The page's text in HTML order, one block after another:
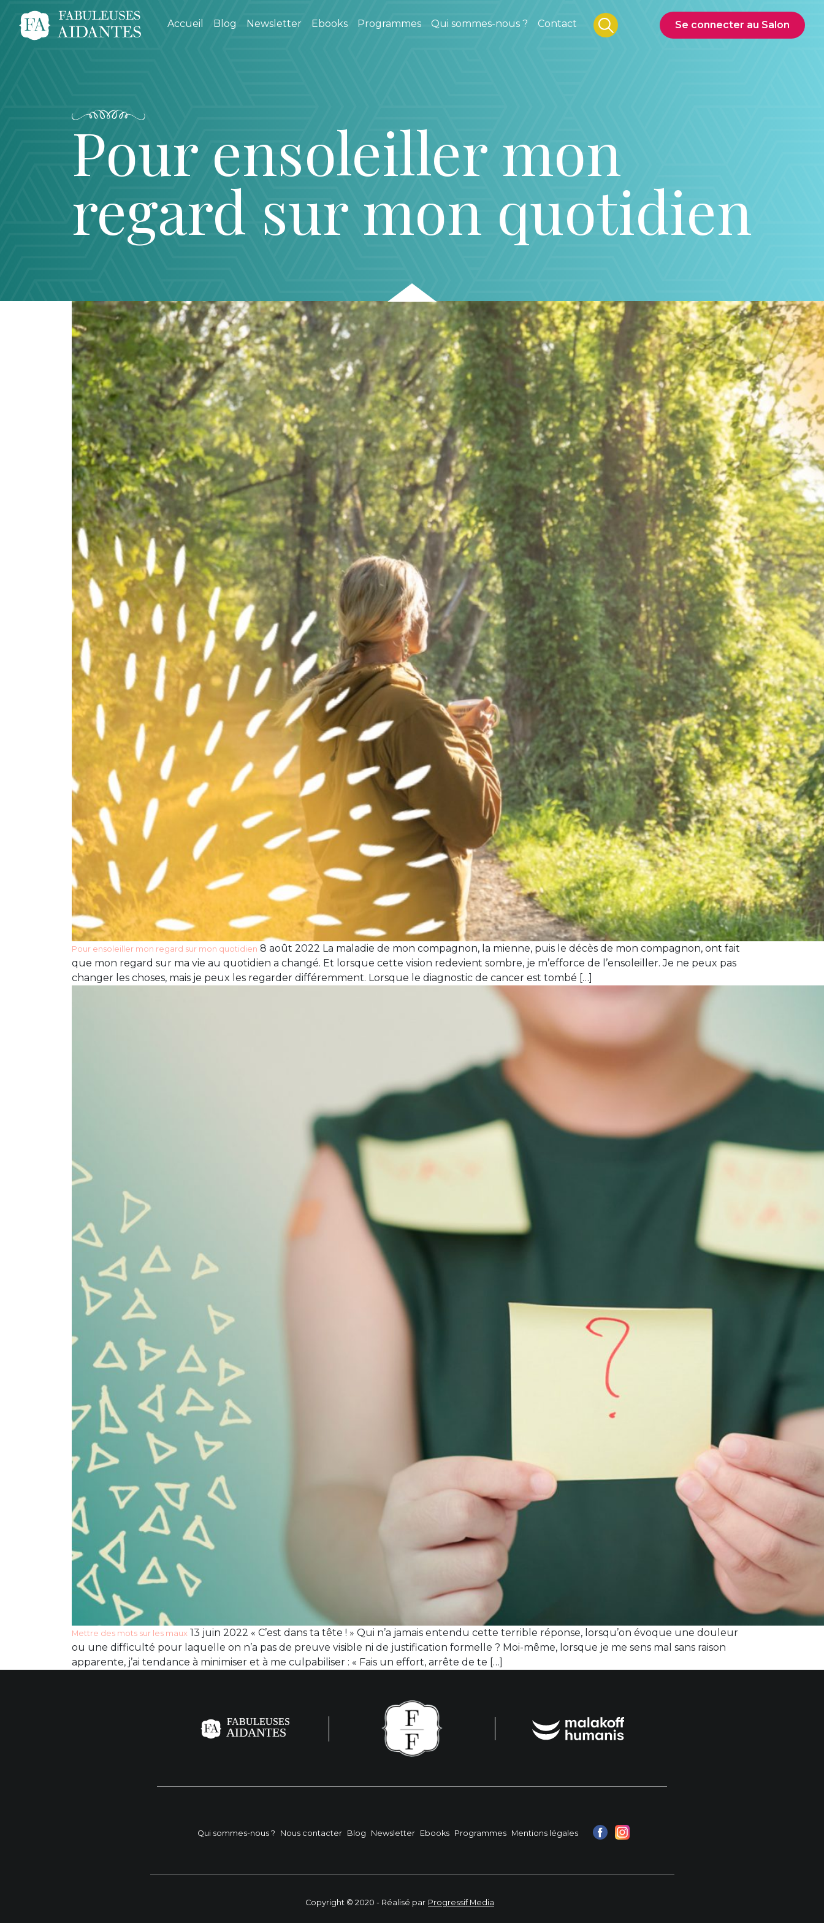
Accueil Blog Newsletter Ebooks Programmes Qui sommes-nous ? Contact Se connecter au Salon
Pour ensoleiller mon
regard sur mon quotidien
Pour ensoleiller mon regard sur mon quotidien 8 août 2022 La maladie de mon compagnon, la mienne, puis le décès de mon compagnon, ont fait
que mon regard sur ma vie au quotidien a changé. Et lorsque cette vision redevient sombre, je m’efforce de l’ensoleiller. Je ne peux pas
changer les choses, mais je peux les regarder différemment. Lorsque le diagnostic de cancer est tombé […]
Mettre des mots sur les maux 13 juin 2022 « C’est dans ta tête ! » Qui n’a jamais entendu cette terrible réponse, lorsqu’on évoque une douleur
ou une difficulté pour laquelle on n’a pas de preuve visible ni de justification formelle ? Moi-même, lorsque je me sens mal sans raison
apparente, j’ai tendance à minimiser et à me culpabiliser : « Fais un effort, arrête de te […]
Qui sommes-nous ? Nous contacter Blog Newsletter Ebooks Programmes Mentions légales
Copyright © 2020 - Réalisé par Progressif Media